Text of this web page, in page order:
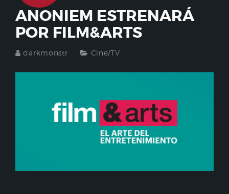
ANONIEM ESTRENARÁ
POR FILM&ARTS
darkmonstr Cine/TV